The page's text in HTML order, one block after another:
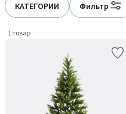
КАТЕГОРИИ Фильтр
1 товар